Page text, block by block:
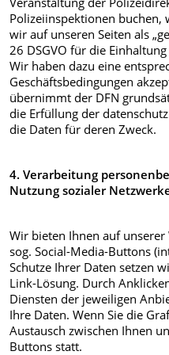
Polizeiinspektionen buchen,
wir auf unseren Seiten als
26 DSGVO für die
Wir haben dazu eine
Geschäftsbedingungen
übernimmt der DFN
die Erfüllung der
die Daten für deren Zweck.
4. Verarbeitung
Nutzung sozialer
Wir bieten Ihnen auf
sog. Social-Media-Buttons
Schutze Ihrer Daten setzen
Link-Lösung. Durch
Diensten der jeweiligen
Ihre Daten. Wenn Sie die
Austausch zwischen Ihnen
Buttons statt.